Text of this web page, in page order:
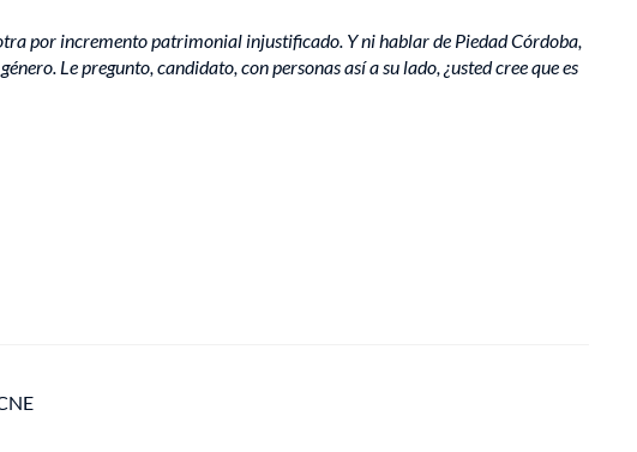
por incremento patrimonial injustificado. Y ni hablar de Piedad Córdoba,
Le pregunto, candidato, con personas así a su lado, ¿usted cree que es